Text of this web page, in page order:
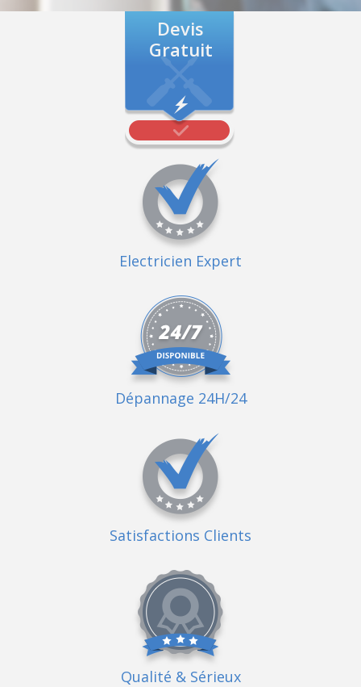
Devis
Gratuit
Electricien Expert
Dépannage 24H/24
Satisfactions Clients
Qualité & Sérieux